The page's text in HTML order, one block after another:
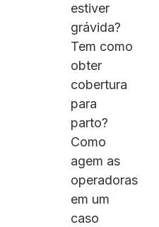
estiver
grávida?
Tem como
obter
cobertura
para
parto?
Como
agem as
operadoras
em um
caso